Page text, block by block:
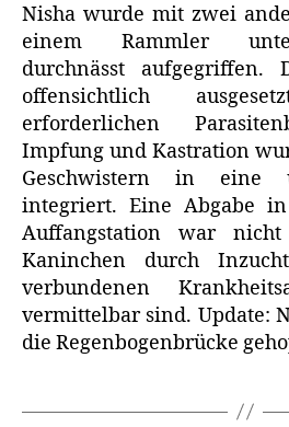
Nisha wurde mit zwei
einem Rammler
durchnässt aufgegriffen.
offensichtlich
erforderlichen
Impfung und Kastration
Geschwistern in eine
integriert. Eine Abgabe
Auffangstation war
Kaninchen durch
verbundenen
vermittelbar sind. Update:
die Regenbogenbrücke